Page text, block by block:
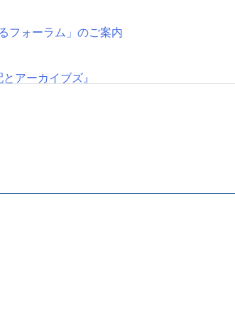
フォーラム」のご案内
アーカイブズ』
ーキビスト協会調査研究SIG第2回公開研究